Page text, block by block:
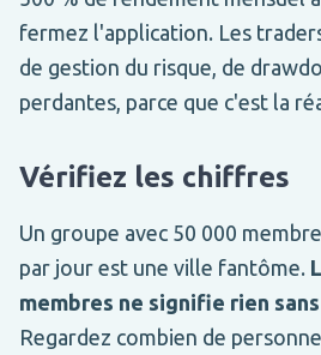
fermez l'application. Les
de gestion du risque, de
perdantes, parce que c'est la
Vérifiez les chiffres
Un groupe avec 50 000
par jour est une ville fantôme.
membres ne signifie rien
Regardez combien de